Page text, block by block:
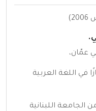
عمّان،
اللغة العربية
اللبنانية